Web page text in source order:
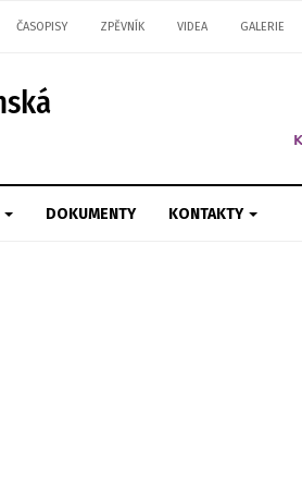
ČASOPISY ZPĚVNÍK VIDEA GALERIE
DOKUMENTY KONTAKTY